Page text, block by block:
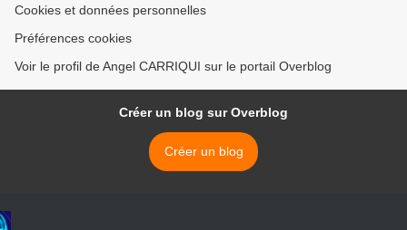
Cookies et données personnelles
Préférences cookies
Voir le profil de Angel CARRIQUI sur le portail Overblog
Créer un blog sur Overblog
Créer un blog